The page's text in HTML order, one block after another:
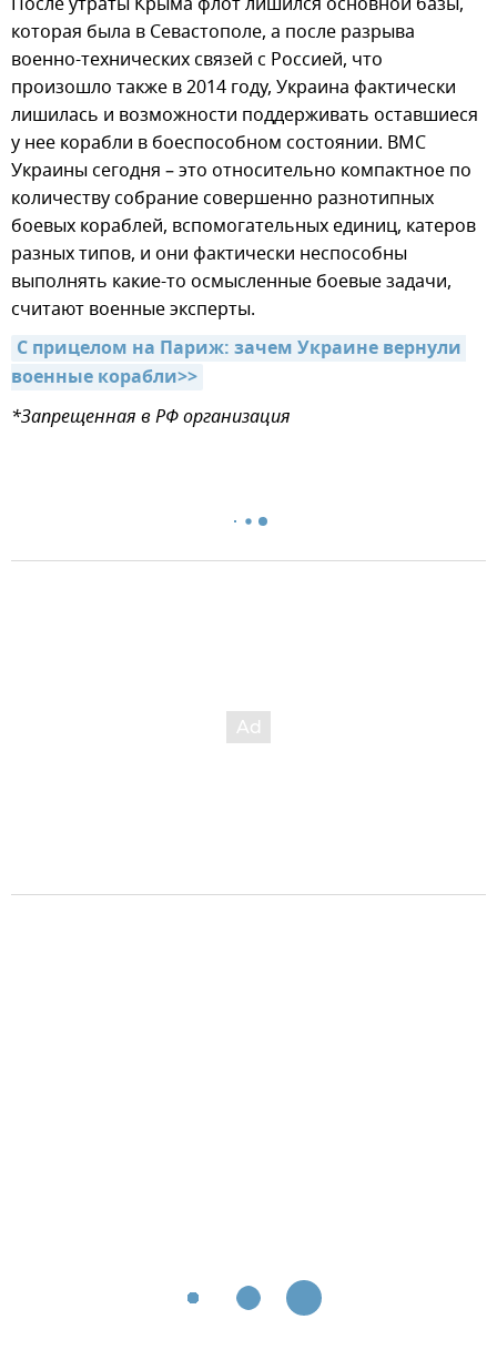
которая была в Севастополе, а после разрыва
военно-технических связей с Россией, что
произошло также в 2014 году, Украина фактически
лишилась и возможности поддерживать оставшиеся
у нее корабли в боеспособном состоянии. ВМС
Украины сегодня – это относительно компактное по
количеству собрание совершенно разнотипных
боевых кораблей, вспомогательных единиц, катеров
разных типов, и они фактически неспособны
выполнять какие-то осмысленные боевые задачи,
считают военные эксперты.
С прицелом на Париж: зачем Украине вернули
военные корабли>>
*Запрещенная в РФ организация